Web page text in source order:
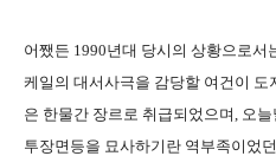
어쨌든 1990년대 당시의 상황으로서
케일의 대서사극을 감당할 여건이
은 한물간 장르로 취급되었으며, 오
투장면등을 묘사하기란 역부족이었